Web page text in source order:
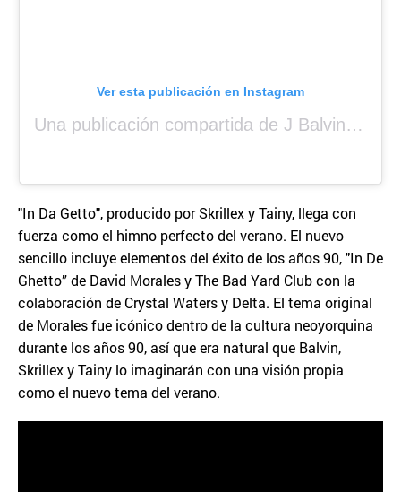
Ver esta publicación en Instagram
Una publicación compartida de J Balvin (@jbalvin)
"In Da Getto", producido por Skrillex y Tainy, llega con
fuerza como el himno perfecto del verano. El nuevo
sencillo incluye elementos del éxito de los años 90, "In De
Ghetto” de David Morales y The Bad Yard Club con la
colaboración de Crystal Waters y Delta. El tema original
de Morales fue icónico dentro de la cultura neoyorquina
durante los años 90, así que era natural que Balvin,
Skrillex y Tainy lo imaginarán con una visión propia
como el nuevo tema del verano.